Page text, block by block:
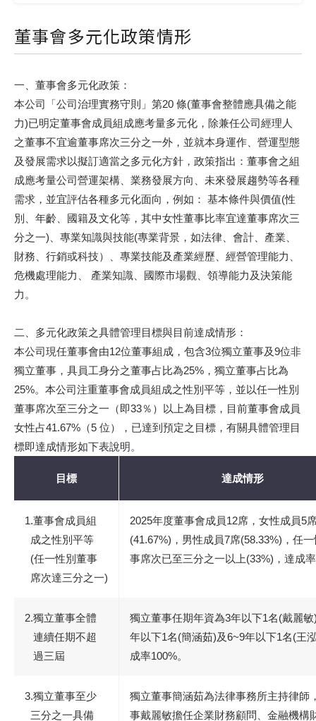
董事會多元化政策情形
一、董事會多元化政策：
本公司「公司治理實務守則」第20 條(董事會整體應具備之能
力)已明定董事會成員組成應考量多元化，除兼任公司經理人
之董事不宜逾董事席次三分之一外，並就本身運作、營運型態
及發展需求以擬訂適當之多元化方針，政策指出：董事會之組
成應考量公司營運架構、業務發展方向、未來發展趨勢等各種
需求，並宜評估各種多元化面向，例如： 基本條件與價值(性
別、年齡、國籍及文化等，其中女性董事比率宜達董事席次三
分之一)、專業知識與技能(專業背景，如法律、會計、產業、
財務、行銷或科技）、專業技能及產業經歷、經營管理能力、
危機處理能力、 產業知識、國際市場觀、領導能力及決策能
力。
二、多元化政策之具體管理目標與目前達成情形：
本公司現任董事會由12位董事組成，包含3位獨立董事及9位非
獨立董事，具員工身分之董事占比為25%，獨立董事占比為
25%。本公司注重董事會成員組成之性別平等，並以任一性別
董事席次至三分之一（即33％）以上為目標，目前董事會成員
女性占41.67%（5 位），已達到預定之目標，有關具體管理目
標即達成情形如下表說明。
目標 達成情形
1.董事會成員組
成之性別平等
(任一性別董事
席次達三分之一)
2025年度董事會成員12席，女性成員5
(41.67%)，男性成員7席(58.33%)，任
事席次已至三分之一以上(33%)，達成
2.獨立董事全體
連續任期不超
過三屆
獨立董事任期年資為3年以下1名(戴麗
年以下1名(簡涵茹)及6~9年以下1名(王
成率100%。
3.獨立董事至少
三分之一具備
獨立董事簡涵茹為法律事務所主持律師
事戴麗敏擔任企業財務顧問、金融機構